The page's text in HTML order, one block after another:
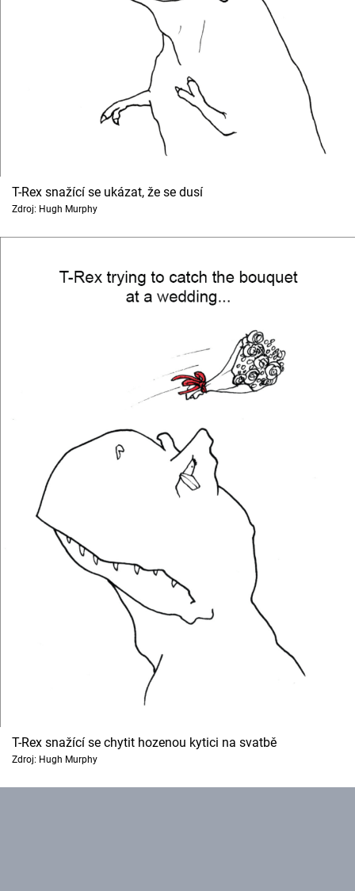
T-Rex snažící se ukázat, že se dusí
Zdroj: Hugh Murphy
T-Rex snažící se chytit hozenou kytici na svatbě
Zdroj: Hugh Murphy